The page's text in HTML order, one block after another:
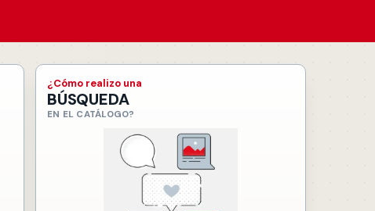
¿Cómo realizo una
BÚSQUEDA
EN EL CATÁLOGO?